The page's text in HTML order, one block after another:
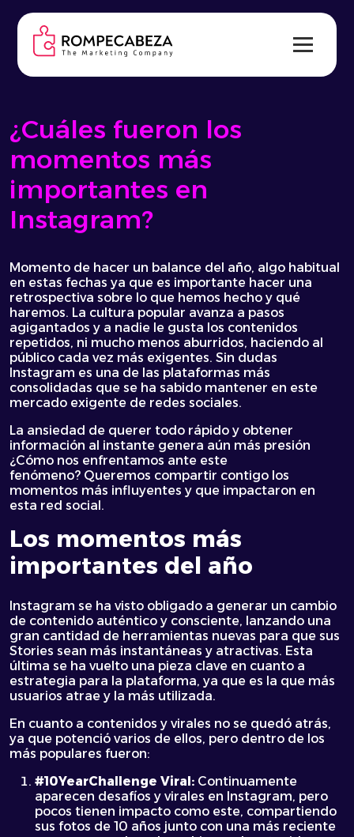
content
¿Cuáles fueron los
momentos más
importantes en
Instagram?
Momento de hacer un balance del año, algo habitual
en estas fechas ya que es importante hacer una
retrospectiva sobre lo que hemos hecho y qué
haremos. La cultura popular avanza a pasos
agigantados y a nadie le gusta los contenidos
repetidos, ni mucho menos aburridos, haciendo al
público cada vez más exigentes. Sin dudas
Instagram es una de las plataformas más
consolidadas que se ha sabido mantener en este
mercado exigente de redes sociales.
La ansiedad de querer todo rápido y obtener
información al instante genera aún más presión
¿Cómo nos enfrentamos ante este
fenómeno? Queremos compartir contigo los
momentos más influyentes y que impactaron en
esta red social.
Los momentos más
importantes del año
Instagram se ha visto obligado a generar un cambio
de contenido auténtico y consciente, lanzando una
gran cantidad de herramientas nuevas para que sus
Stories sean más instantáneas y atractivas. Esta
última se ha vuelto una pieza clave en cuanto a
estrategia para la plataforma, ya que es la que más
usuarios atrae y la más utilizada.
En cuanto a contenidos y virales no se quedó atrás,
ya que potenció varios de ellos, pero dentro de los
más populares fueron:
#10YearChallenge Viral: Continuamente
aparecen desafíos y virales en Instagram, pero
pocos tienen impacto como este, compartiendo
sus fotos de 10 años junto con una más reciente